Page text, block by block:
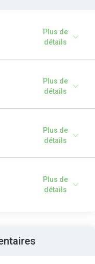
Plus de
détails
Plus de
détails
Plus de
détails
Plus de
détails